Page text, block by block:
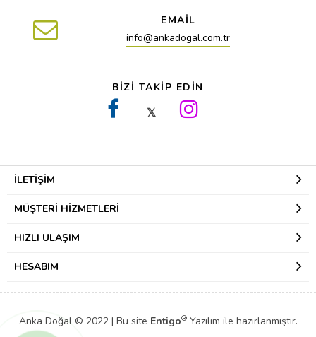
EMAİL
info@ankadogal.com.tr
BİZİ TAKİP EDİN
𝕏
İLETIŞIM
MÜŞTERI HIZMETLERI
HIZLI ULAŞIM
HESABIM
Anka Doğal © 2022 | Bu site Entigo®Yazılım ile hazırlanmıştır.